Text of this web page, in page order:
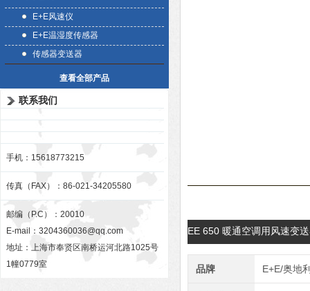
E+E风速仪
E+E温湿度传感器
传感器变送器
查看全部产品
联系我们
手机：15618773215
传真（FAX）：86-021-34205580
邮编（P.C）：20010
E-mail： 3204360036@qq.com
地址：上海市奉贤区南桥运河北路1025号
1幢0779室
EE 650 暖通空调用风速变
品牌 E+E/奥地